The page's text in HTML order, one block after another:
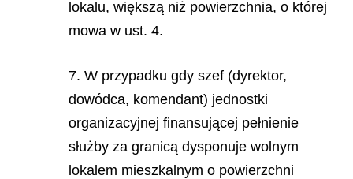
lokalu, większą niż powierzchnia, o której
mowa w ust. 4.
7. W przypadku gdy szef (dyrektor,
dowódca, komendant) jednostki
organizacyjnej finansującej pełnienie
służby za granicą dysponuje wolnym
lokalem mieszkalnym o powierzchni